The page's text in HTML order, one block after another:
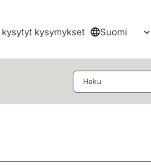
kysymykset Suomi